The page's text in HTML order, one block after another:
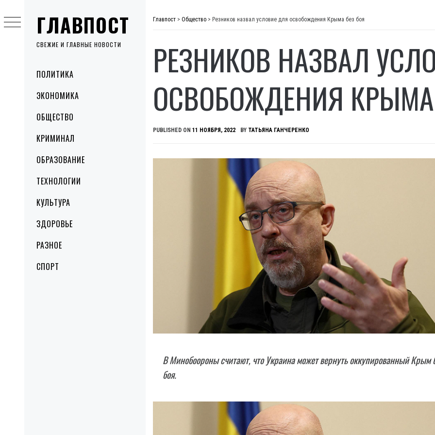
ГЛАВПОСТ
СВЕЖИЕ И ГЛАВНЫЕ НОВОСТИ
MenuПОЛИТИКА
ЭКОНОМИКА
ОБЩЕСТВО
КРИМИНАЛ
ОБРАЗОВАНИЕ
ТЕХНОЛОГИИ
КУЛЬТУРА
ЗДОРОВЬЕ
РАЗНОЕ
СПОРТ
to
content
Главпост > Общество > Резников назвал условие для освобождения Крыма без боя
РЕЗНИКОВ НАЗВАЛ
ОСВОБОЖДЕНИЯ
PUBLISHED ON 11 НОЯБРЯ, 2022 BY ТАТЬЯНА ГАНЧЕРЕНКО
В Минобоороны считают, что Украина может вернуть оккупированный Крым
боя.